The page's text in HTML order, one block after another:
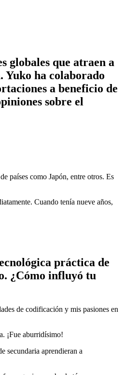
globales que atraen a
Yuko ha colaborado
a beneficio de
sobre el
países como Japón, entre otros. Es
Cuando tenía nueve años,
práctica de
¿Cómo influyó tu
de codificación y mis pasiones en
¡Fue aburridísimo!
secundaria aprendieran a